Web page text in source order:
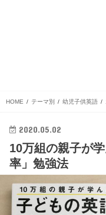
HOME テーマ別 幼児子供英語
2020.05.02
10万組の親子が
率」勉強法